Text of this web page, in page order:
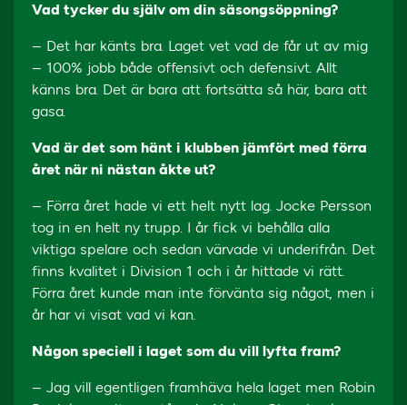
Vad tycker du själv om din säsongsöppning?
– Det har känts bra. Laget vet vad de får ut av mig
– 100% jobb både offensivt och defensivt. Allt
känns bra. Det är bara att fortsätta så här, bara att
gasa.
Vad är det som hänt i klubben jämfört med förra
året när ni nästan åkte ut?
– Förra året hade vi ett helt nytt lag. Jocke Persson
tog in en helt ny trupp. I år fick vi behålla alla
viktiga spelare och sedan värvade vi underifrån. Det
finns kvalitet i Division 1 och i år hittade vi rätt.
Förra året kunde man inte förvänta sig något, men i
år har vi visat vad vi kan.
Någon speciell i laget som du vill lyfta fram?
– Jag vill egentligen framhäva hela laget men Robin